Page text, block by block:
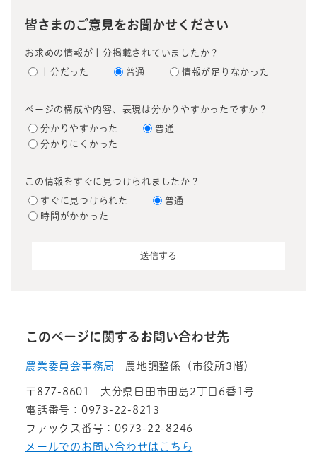
皆さまのご意見をお聞かせください
お求めの情報が十分掲載されていましたか？
十分だった 普通 情報が足りなかった
ページの構成や内容、表現は分かりやすかったですか？
分かりやすかった
普通
分かりにくかった
この情報をすぐに見つけられましたか？
すぐに見つけられた
普通
時間がかかった
このページに関するお問い合わせ先
農業委員会事務局 農地調整係（市役所3階）
〒877-8601
大分県日田市田島2丁目6番1号
電話番号：0973-22-8213
ファックス番号：0973-22-8246
メールでのお問い合わせはこちら